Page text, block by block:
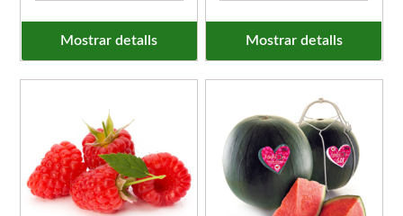
Mostrar detalls Mostrar detalls